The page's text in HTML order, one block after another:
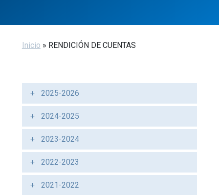
Inicio » RENDICIÓN DE CUENTAS
2025-2026
2024-2025
2023-2024
2022-2023
2021-2022